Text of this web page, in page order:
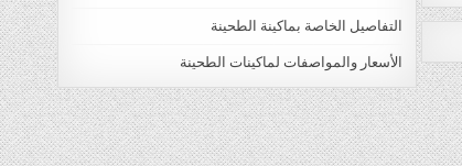
التفاصيل الخاصة بماكينة الطحينة
الأسعار والمواصفات لماكينات الطحينة